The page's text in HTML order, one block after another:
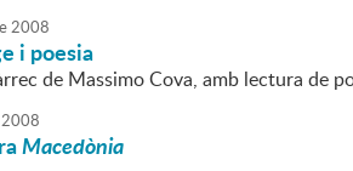
2008
i poesia
de Massimo Cova, amb lectura de
2008
Macedònia